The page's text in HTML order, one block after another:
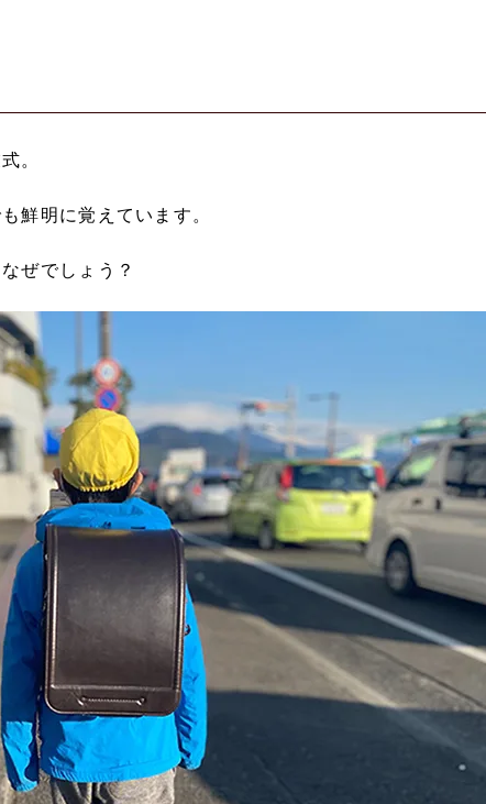
。
鮮明に覚えています。
ぜでしょう？